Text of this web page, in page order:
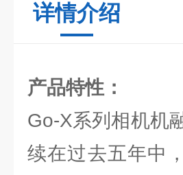
详情介绍
产品特性：
Go-X系列相机机
续在过去五年中